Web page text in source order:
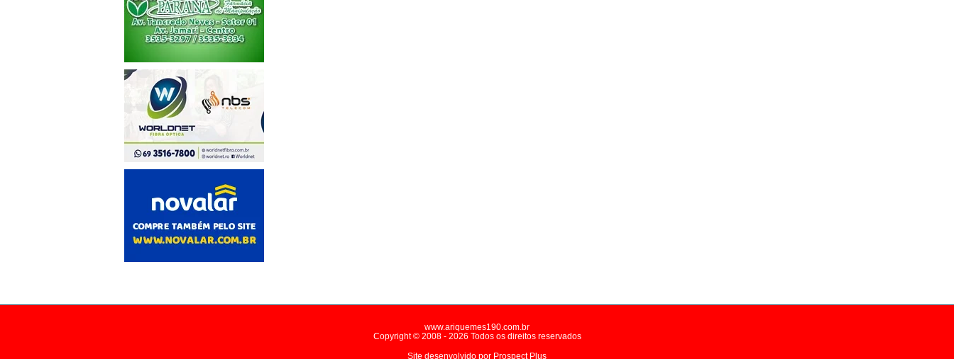
www.ariquemes190.com.br
Copyright © 2008 - 2026 Todos os direitos reservados
Site desenvolvido por Prospect Plus